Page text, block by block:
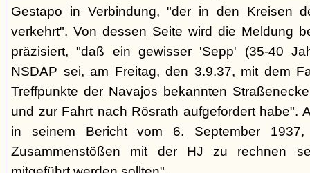
Gestapo in Verbindung, "der in den Kreisen
verkehrt". Von dessen Seite wird die Meldung
präzisiert, "daß ein gewisser 'Sepp' (35-40
NSDAP sei, am Freitag, den 3.9.37, mit dem
Treffpunkte der Navajos bekannten
und zur Fahrt nach Rösrath aufgefordert habe".
in seinem Bericht vom 6. September
Zusammenstößen mit der HJ zu rechnen